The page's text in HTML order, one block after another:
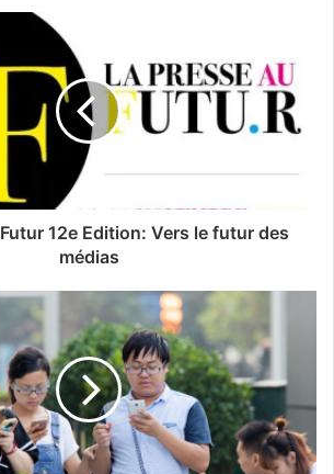
12e Edition: Vers le futur des
médias